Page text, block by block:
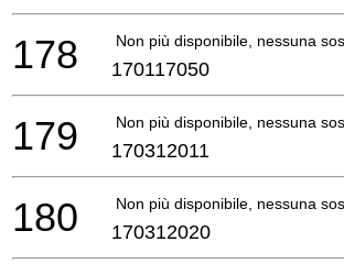
Non più disponibile, nessuna
178 170117050
Non più disponibile, nessuna
179 170312011
Non più disponibile, nessuna
180 170312020